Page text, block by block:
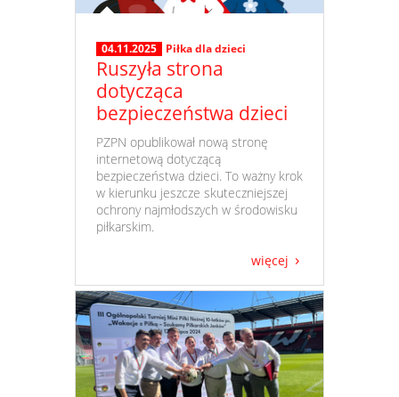
04.11.2025 Piłka dla dzieci
Ruszyła strona
dotycząca
bezpieczeństwa dzieci
​ PZPN opublikował nową stronę
internetową dotyczącą
bezpieczeństwa dzieci. To ważny krok
w kierunku jeszcze skuteczniejszej
ochrony najmłodszych w środowisku
piłkarskim.
więcej